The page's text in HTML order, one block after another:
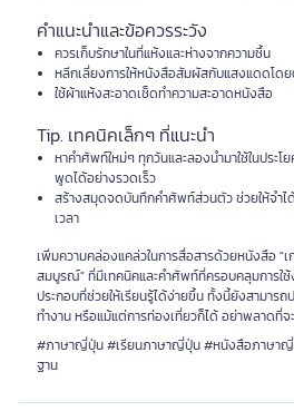
คำแนะนำและข้อควรระวัง
ควรเก็บรักษาในที่แห้งและห่างจากความชื้น
หลีกเลี่ยงการให้หนังสือสัมผัสกับแสงแดดโด
ใช้ผ้าแห้งสะอาดเช็ดทำความสะอาดหนังสือ
Tip. เทคนิคเล็กๆ ที่แนะนำ
หาคำศัพท์ใหม่ๆ ทุกวันและลองนำมาใช้ในประ
พูดได้อย่างรวดเร็ว
สร้างสมุดจดบันทึกคำศัพท์ส่วนตัว ช่วยให้จำไ
เวลา
เพิ่มความคล่องแคล่วในการสื่อสารด้วยหนังสือ
สมบูรณ์" ที่มีเทคนิคและคำศัพท์ที่ครอบคลุมการใ
ประกอบที่ช่วยให้เรียนรู้ได้ง่ายขึ้น ทั้งนี้ยังสามารถ
ทำงาน หรือแม้แต่การท่องเที่ยวก็ได้ อย่าพลาดที่
#ภาษาญี่ปุ่น #เรียนภาษาญี่ปุ่น #หนังสือภาษา
ฐาน